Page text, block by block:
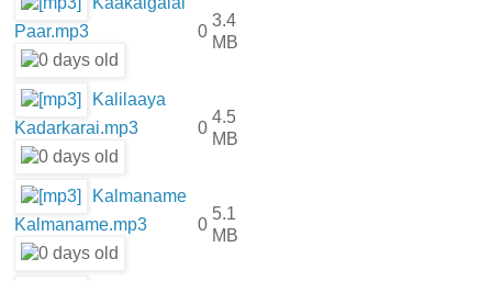
Paar.mp3
0
3.4
MB
Kalilaaya
Kadarkarai.mp3
0
4.5
MB
Kalmaname
Kalmaname.mp3
0
5.1
MB